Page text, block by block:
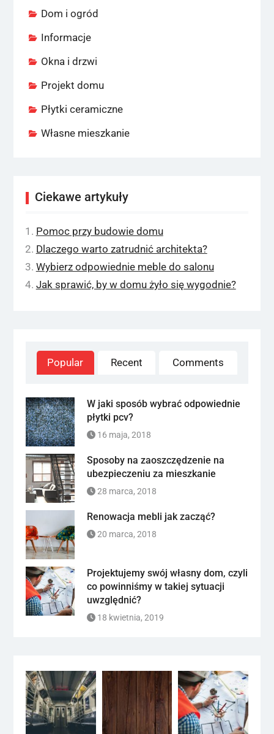
Dom i ogród
Informacje
Okna i drzwi
Projekt domu
Płytki ceramiczne
Własne mieszkanie
Ciekawe artykuły
Pomoc przy budowie domu
Dlaczego warto zatrudnić architekta?
Wybierz odpowiednie meble do salonu
Jak sprawić, by w domu żyło się wygodnie?
Popular Recent Comments
W jaki sposób wybrać odpowiednie
płytki pcv?
16 maja, 2018
Sposoby na zaoszczędzenie na
ubezpieczeniu za mieszkanie
28 marca, 2018
Renowacja mebli jak zacząć?
20 marca, 2018
Projektujemy swój własny dom, czyli
co powinniśmy w takiej sytuacji
uwzględnić?
18 kwietnia, 2019